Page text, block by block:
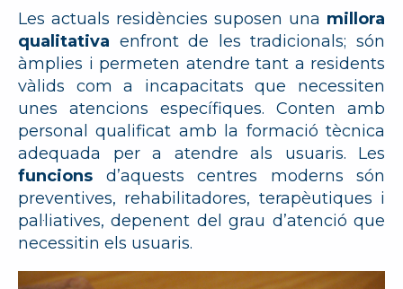
Les actuals residències suposen una millora
qualitativa enfront de les tradicionals; són
àmplies i permeten atendre tant a residents
vàlids com a incapacitats que necessiten
unes atencions específiques. Conten amb
personal qualificat amb la formació tècnica
adequada per a atendre als usuaris. Les
funcions d’aquests centres moderns són
preventives, rehabilitadores, terapèutiques i
pal·liatives, depenent del grau d’atenció que
necessitin els usuaris.